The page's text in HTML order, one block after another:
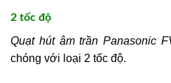
2 tốc độ
Quạt hút âm trần Panasonic
chóng với loại 2 tốc độ.